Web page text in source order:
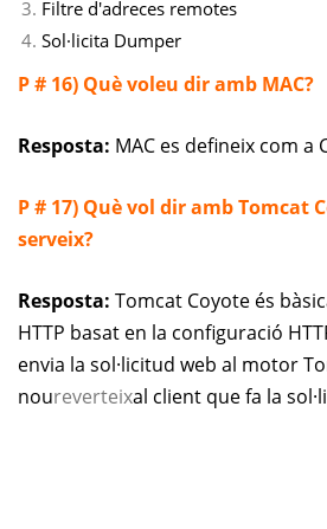
Filtre d'adreces remotes
Sol·licita Dumper
P # 16) Què voleu dir amb MAC?
Resposta: MAC es defineix com a
P # 17) Què vol dir amb Tomcat
serveix?
Resposta: Tomcat Coyote és
HTTP basat en la configuració
envia la sol·licitud web al motor
noureverteixal client que fa la